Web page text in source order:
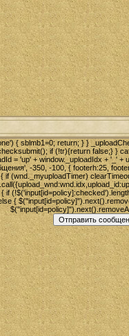
{ sblmb1=0; return; } }
if (!tr){return false;} }
= 'up' + window._uploadIdx + '_'
-350, -100, { footerh:25,
(wnd._myuploadTimer)
if
{